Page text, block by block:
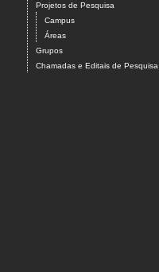
Projetos de Pesquisa
Campus
Áreas
Grupos
Chamadas e Editais de Pesquisa